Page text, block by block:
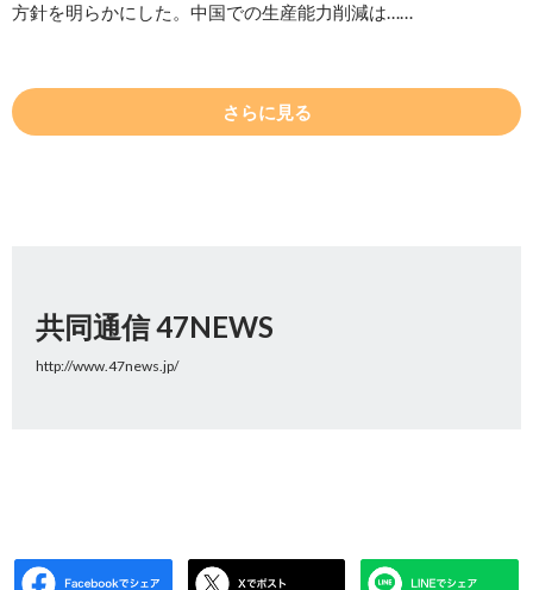
方針を明らかにした。中国での生産能力削減は……
さらに見る
共同通信 47NEWS
http://www.47news.jp/